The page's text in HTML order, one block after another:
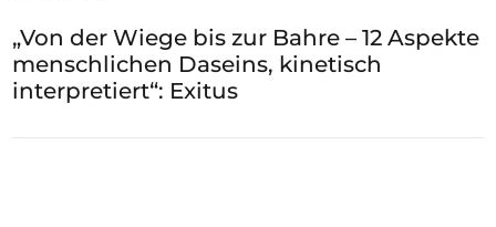
„Von der Wiege bis zur Bahre – 12 Aspekte
menschlichen Daseins, kinetisch
interpretiert“: Exitus